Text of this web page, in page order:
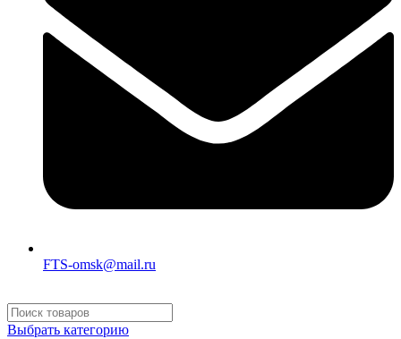
FTS-omsk@mail.ru
Выбрать категорию